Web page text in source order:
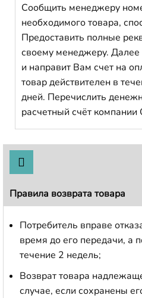
Сообщить менеджеру
необходимого товара,
Предоставить полные
своему менеджеру.
и направит Вам счет на
товар действителен в
дней. Перечислить
расчетный счёт
Правила возврата товара
Потребитель вправе
время до его передачи, а
течение 2 недель;
Возврат товара
случае, если сохранены